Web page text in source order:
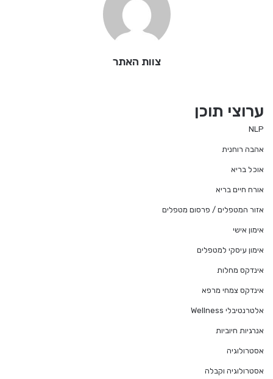
צוות האתר
ערוצי תוכן
NLP
אהבה רוחנית
אוכל בריא
אורח חיים בריא
אזור המטפלים / פרסום מטפלים
אימון אישי
אימון עיסקי למטפלים
אינדקס מחלות
אינדקס צמחי מרפא
אלטרנטיבלי Wellness
אנרגיות חיוביות
אסטרולוגיה
אסטרולוגיה וקבלה